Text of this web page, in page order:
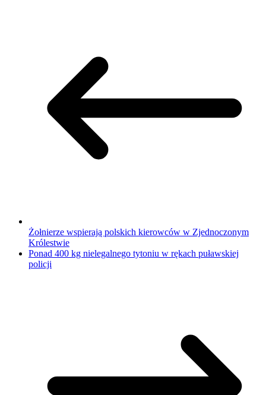
Żołnierze wspierają polskich kierowców w Zjednoczonym
Królestwie
Ponad 400 kg nielegalnego tytoniu w rękach puławskiej
policji